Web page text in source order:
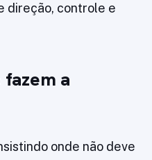
direção, controle e
a
onde não deve